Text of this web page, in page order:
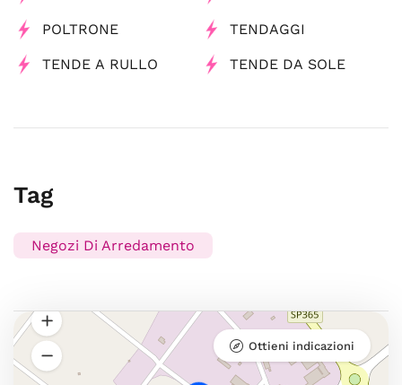
POLTRONE TENDAGGI
TENDE A RULLO TENDE DA SOLE
Tag
Negozi Di Arredamento
Ottieni indicazioni